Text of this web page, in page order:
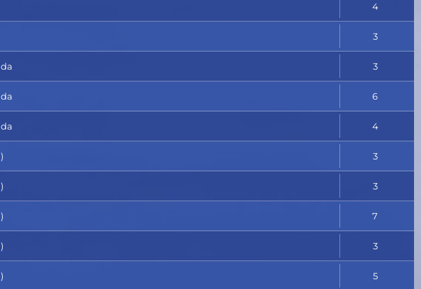
4
3
3
6
4
3
3
7
3
5